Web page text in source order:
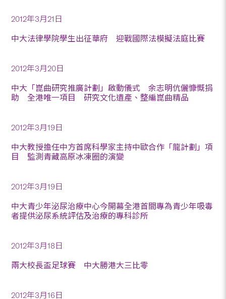
2012年3月21日
中大法律學院學生出征華府 迎戰國際法模擬法庭比賽
2012年3月20日
中大「崑曲研究推廣計劃」啟動儀式 余志明伉儷慷慨捐
助 全港唯一項目 研究文化遺產、整編崑曲精品
2012年3月19日
中大教授擔任中方首席科學家主持中歐合作「龍計劃」項
目 監測青藏高原冰凍圈的演變
2012年3月19日
中大青少年泌尿治療中心今開幕全港首間專為青少年吸毒
者提供泌尿系統評估及治療的專科診所
2012年3月18日
兩大校長盃足球賽 中大勝港大三比零
2012年3月16日